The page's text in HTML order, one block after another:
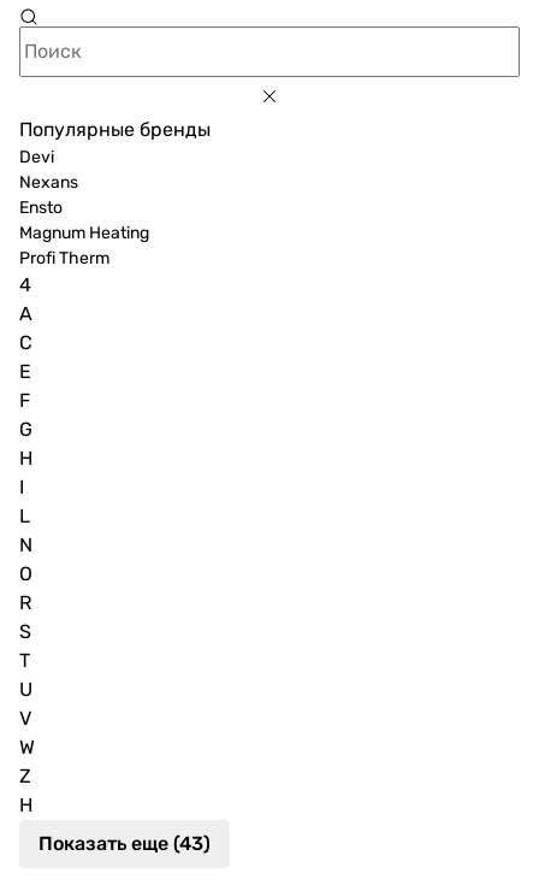
Популярные бренды
Devi
Nexans
Ensto
Magnum Heating
Profi Therm
4
A
C
E
F
G
H
I
L
N
O
R
S
T
U
V
W
Z
Н
Показать еще (43)